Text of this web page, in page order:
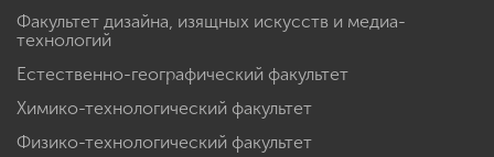
Факультет дизайна, изящных искусств и медиа-
технологий
Естественно-географический факультет
Химико-технологический факультет
Физико-технологический факультет